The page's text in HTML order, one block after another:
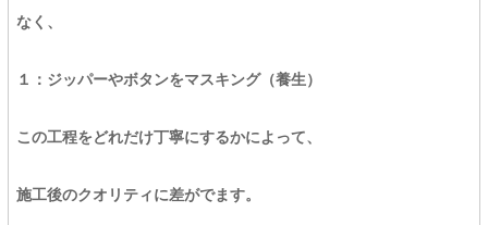
なく、
１：ジッパーやボタンをマスキング（養生）
この工程をどれだけ丁寧にするかによって、
施工後のクオリティに差がでます。